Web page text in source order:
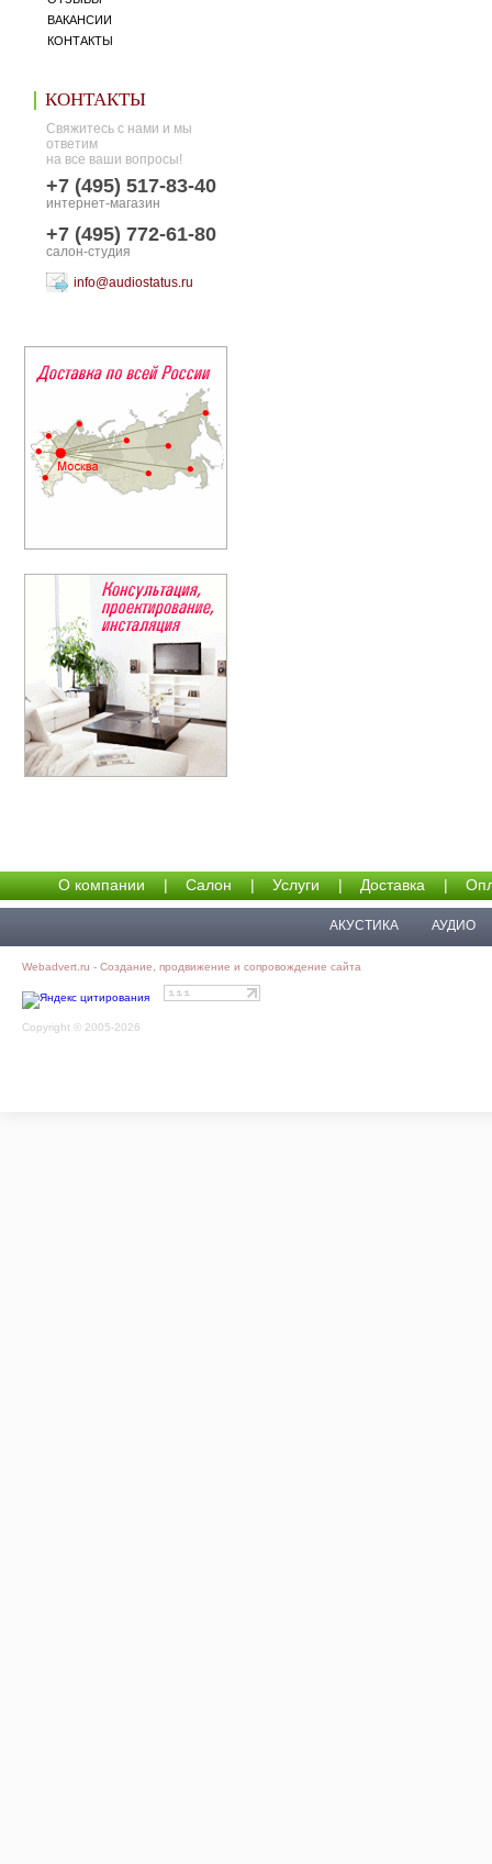
ВАКАНСИИ
КОНТАКТЫ
КОНТАКТЫ
Свяжитесь с нами и мы
ответим
на все ваши вопросы!
+7 (495) 517-83-40
интернет-магазин
+7 (495) 772-61-80
салон-студия
info@audiostatus.ru
О компании | Салон | Услуги | Доставка |
АКУСТИКА АУДИО
Webadvert.ru - Создание, продвижение и сопровождение сайта
Copyright © 2005-2026